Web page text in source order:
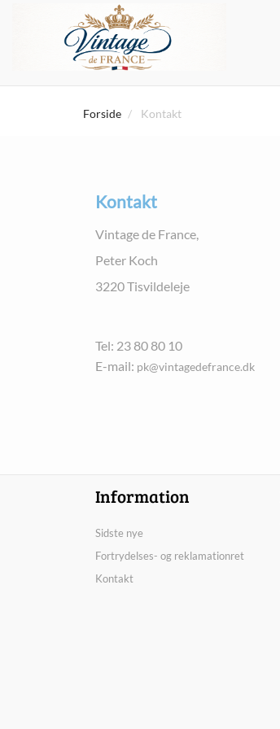
Forside Kontakt
Kontakt
Vintage de France,
Peter Koch
3220 Tisvildeleje
Tel: 23 80 80 10
E-mail: pk@vintagedefrance.dk
Information
Sidste nye
Fortrydelses- og reklamationret
Kontakt